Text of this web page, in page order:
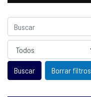
Sexo
Borrar filtros